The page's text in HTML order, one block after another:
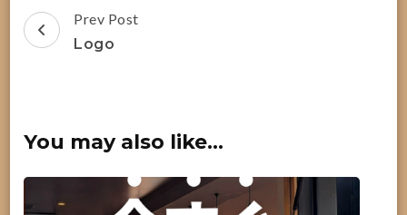
Post
Navigation
Prev Post
Logo
You may also like...